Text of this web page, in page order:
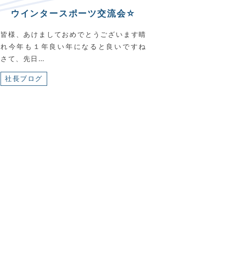
ウインタースポーツ交流会☆
皆様、あけましておめでとうございます晴
れ今年も１年良い年になると良いですね
さて、先日…
社長ブログ